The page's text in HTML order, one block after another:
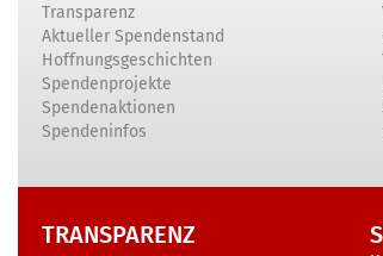
Transparenz
Aktueller Spendenstand
Hoffnungsgeschichten
Spendenprojekte
Spendenaktionen
Spendeninfos
TRANSPARENZ